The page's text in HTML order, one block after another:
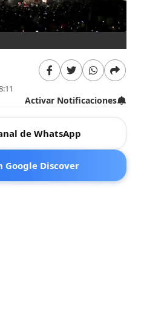
Activar Notificaciones
de WhatsApp
Google Discover